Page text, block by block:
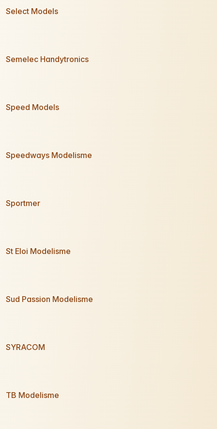
Select Models
Semelec Handytronics
Speed Models
Speedways Modelisme
Sportmer
St Eloi Modelisme
Sud Passion Modelisme
SYRACOM
TB Modelisme